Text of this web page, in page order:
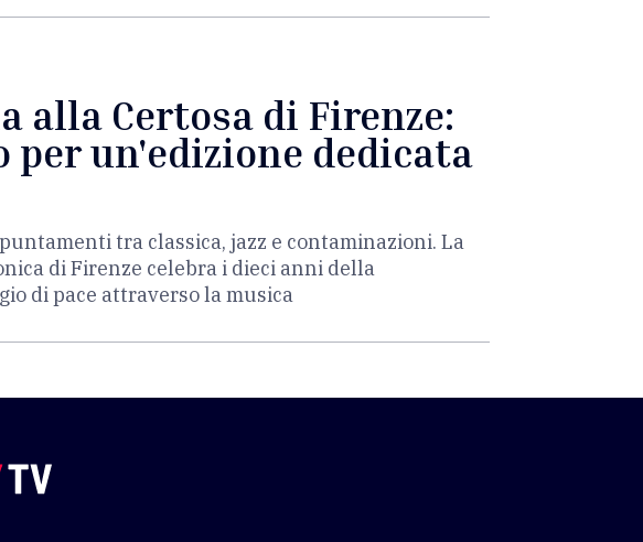
alla Certosa di Firenze:
per un'edizione dedicata
tra classica, jazz e contaminazioni. La
di Firenze celebra i dieci anni della
di pace attraverso la musica